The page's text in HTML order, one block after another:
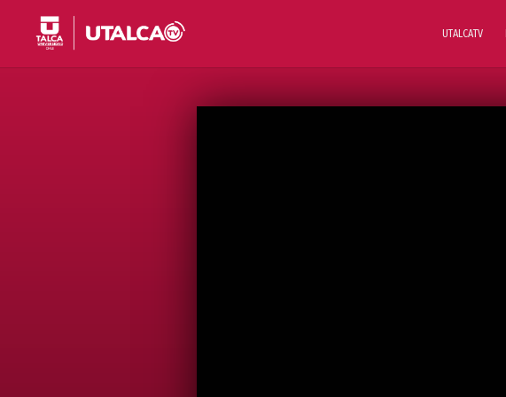
UTALCATV